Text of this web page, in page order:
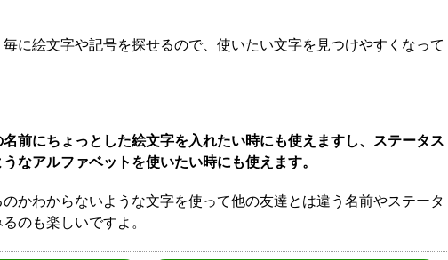
毎に絵文字や記号を探せるので、使いたい文字を見つけやすくなって
前にちょっとした絵文字を入れたい時にも使えますし、ステータス
なアルファベットを使いたい時にも使えます。
かわからないような文字を使って他の友達とは違う名前やステータ
のも楽しいですよ。